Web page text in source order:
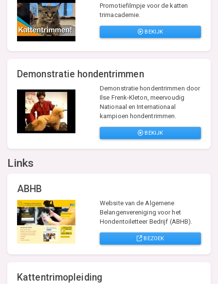
Promotiefilmpje voor de katten
trimacademie.
BEKIJK
Demonstratie hondentrimmen
Demonstratie hondentrimmen door
Ilse Frenk-Kleton, meervoudig
Nationaal en Internationaal
kampioen hondentrimmen.
BEKIJK
Links
ABHB
Website van de Algemene
Belangenvereniging voor het
Hondentoiletteer Bedrijf (ABHB).
BEZOEK
Kattentrimopleiding